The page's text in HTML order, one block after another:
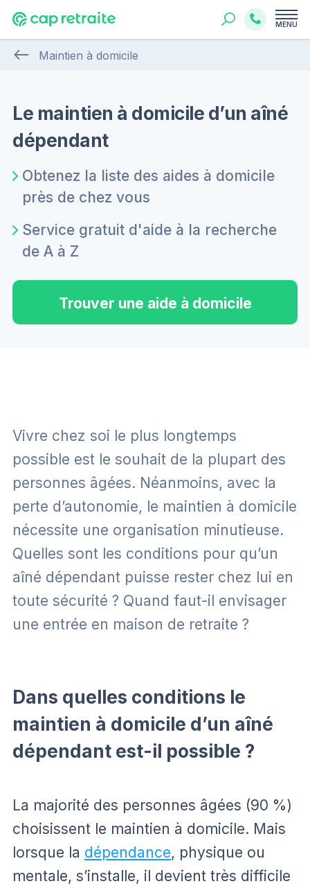
MENU
Maintien à domicile
Le maintien à domicile d’un aîné
dépendant
Obtenez la liste des aides à domicile
près de chez vous
Service gratuit d'aide à la recherche
de A à Z
Trouver une aide à domicile
Vivre chez soi le plus longtemps
possible est le souhait de la plupart des
personnes âgées. Néanmoins, avec la
perte d’autonomie, le maintien à domicile
nécessite une organisation minutieuse.
Quelles sont les conditions pour qu’un
aîné dépendant puisse rester chez lui en
toute sécurité ? Quand faut-il envisager
une entrée en maison de retraite ?
Dans quelles conditions le
maintien à domicile d’un aîné
dépendant est-il possible ?
La majorité des personnes âgées (90 %)
choisissent le maintien à domicile. Mais
lorsque la dépendance, physique ou
mentale, s’installe, il devient très difficile